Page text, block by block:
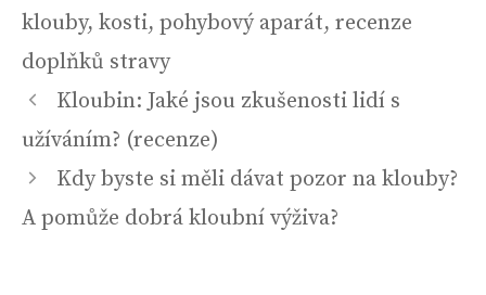
klouby, kosti, pohybový aparát, recenze
doplňků stravy
Navigace
příspěvků
Kloubin: Jaké jsou zkušenosti lidí s
užíváním? (recenze)
Kdy byste si měli dávat pozor na klouby?
A pomůže dobrá kloubní výživa?